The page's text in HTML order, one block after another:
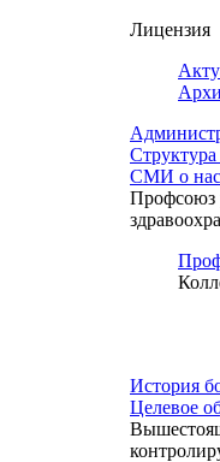
Лицензия
СМИ о нас
Профсоюз
История
Целевое